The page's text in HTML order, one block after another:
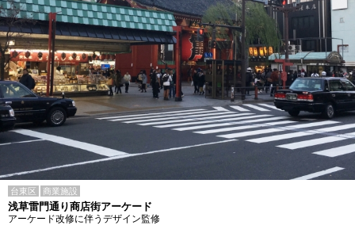
台東区 商業施設
浅草雷門通り商店街アーケード
アーケード改修に伴うデザイン監修